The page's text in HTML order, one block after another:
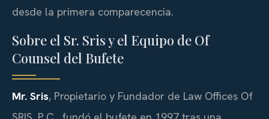
desde la primera comparecencia.
Sobre el Sr. Sris y el Equipo de Of
Counsel del Bufete
Mr. Sris, Propietario y Fundador de Law Offices Of